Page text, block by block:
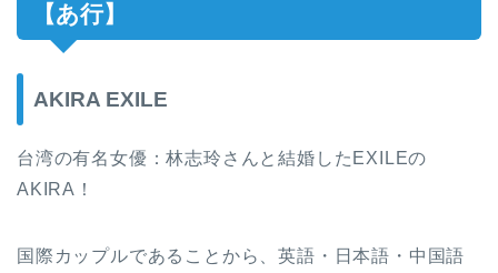
【あ行】
AKIRA EXILE
台湾の有名女優：林志玲さんと結婚したEXILEの
AKIRA！
国際カップルであることから、英語・日本語・中国語